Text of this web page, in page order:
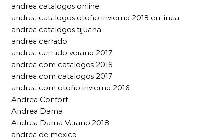
andrea catalogos online
andrea catalogos otoño invierno 2018 en linea
andrea catalogos tijuana
andrea cerrado
andrea cerrado verano 2017
andrea com catalogos 2016
andrea com catalogos 2017
andrea com otoño invierno 2016
Andrea Confort
Andrea Dama
Andrea Dama Verano 2018
andrea de mexico